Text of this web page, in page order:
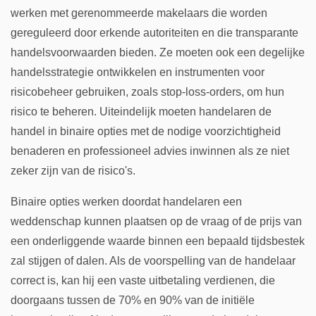
werken met gerenommeerde makelaars die worden
gereguleerd door erkende autoriteiten en die transparante
handelsvoorwaarden bieden. Ze moeten ook een degelijke
handelsstrategie ontwikkelen en instrumenten voor
risicobeheer gebruiken, zoals stop-loss-orders, om hun
risico te beheren. Uiteindelijk moeten handelaren de
handel in binaire opties met de nodige voorzichtigheid
benaderen en professioneel advies inwinnen als ze niet
zeker zijn van de risico's.
Binaire opties werken doordat handelaren een
weddenschap kunnen plaatsen op de vraag of de prijs van
een onderliggende waarde binnen een bepaald tijdsbestek
zal stijgen of dalen. Als de voorspelling van de handelaar
correct is, kan hij een vaste uitbetaling verdienen, die
doorgaans tussen de 70% en 90% van de initiële